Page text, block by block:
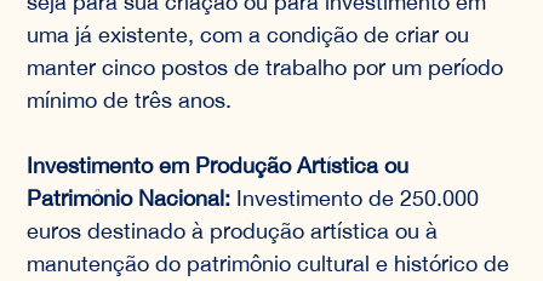
uma já existente, com a condição de criar ou
manter cinco postos de trabalho por um período
mínimo de três anos.
Investimento em Produção Artística ou
Patrimônio Nacional: Investimento de 250.000
euros destinado à produção artística ou à
manutenção do patrimônio cultural e histórico de